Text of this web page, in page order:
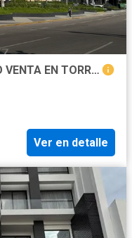
DEPARTAMENTO EN RENTA Y/O VENTA EN TORRE MILETTO 4 RIOS
Ver en detalle